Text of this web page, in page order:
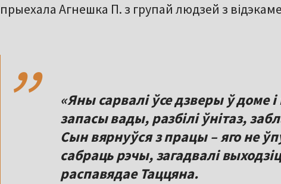
прыехала Агнешка П. з групай людзей з
,,
«Яны сарвалі ўсе дзверы ў доме
запасы вады, разбілі ўнітаз,
Сын вярнуўся з працы – яго не
сабраць рэчы, загадвалі
распавядае Таццяна.